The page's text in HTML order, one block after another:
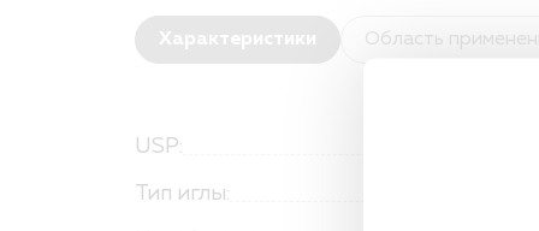
Характеристики Область
USP:
Тип иглы: